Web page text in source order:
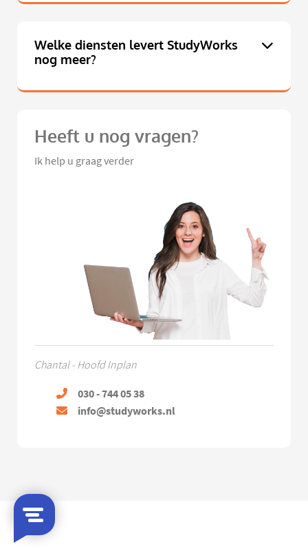
Welke diensten levert StudyWorks
nog meer?
Heeft u nog vragen?
Ik help u graag verder
Chantal - Hoofd Inplan
030 - 744 05 38
info@studyworks.nl